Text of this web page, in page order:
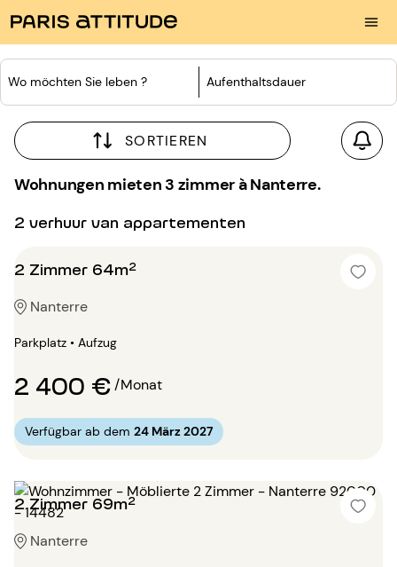
Wo möchten Sie leben ? Aufenthaltsdauer
SORTIEREN
Wohnungen mieten 3 zimmer à Nanterre.
2 verhuur van appartementen
2 Zimmer 64m²
Nanterre
Parkplatz • Aufzug
2 400 €/Monat
Verfügbar ab dem 24 März 2027
2 Zimmer 69m²
Nanterre